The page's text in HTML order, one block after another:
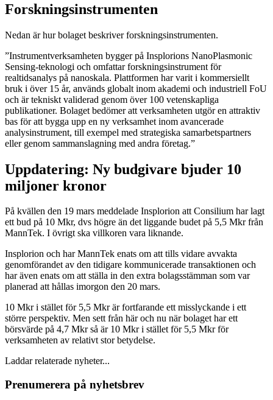
Forskningsinstrumenten
Nedan är hur bolaget beskriver forskningsinstrumenten.
”Instrumentverksamheten bygger på Insplorions NanoPlasmonic
Sensing-teknologi och omfattar forskningsinstrument för
realtidsanalys på nanoskala. Plattformen har varit i kommersiellt
bruk i över 15 år, används globalt inom akademi och industriell FoU
och är tekniskt validerad genom över 100 vetenskapliga
publikationer. Bolaget bedömer att verksamheten utgör en attraktiv
bas för att bygga upp en ny verksamhet inom avancerade
analysinstrument, till exempel med strategiska samarbetspartners
eller genom sammanslagning med andra företag.”
Uppdatering: Ny budgivare bjuder 10
miljoner kronor
På kvällen den 19 mars meddelade Insplorion att Consilium har lagt
ett bud på 10 Mkr, dvs högre än det liggande budet på 5,5 Mkr från
MannTek. I övrigt ska villkoren vara liknande.
Insplorion och har MannTek enats om att tills vidare avvakta
genomförandet av den tidigare kommunicerade transaktionen och
har även enats om att ställa in den extra bolagsstämman som var
planerad att hållas imorgon den 20 mars.
10 Mkr i stället för 5,5 Mkr är fortfarande ett misslyckande i ett
större perspektiv. Men sett från här och nu när bolaget har ett
börsvärde på 4,7 Mkr så är 10 Mkr i stället för 5,5 Mkr för
verksamheten av relativt stor betydelse.
Laddar relaterade nyheter...
Prenumerera på nyhetsbrev